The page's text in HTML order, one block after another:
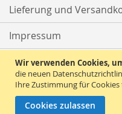
Wir verwenden Cookies,
die neuen
Ihre Zustimmung für Cookies
Cookies zulassen
Lieferung und
Impressum
AGB
Widerruf
Copyright © 2020,